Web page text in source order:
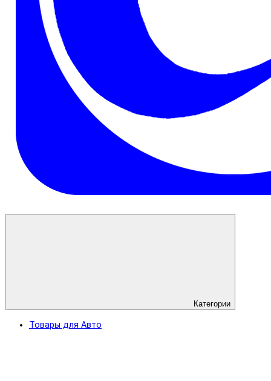
Категории
Товары для Авто